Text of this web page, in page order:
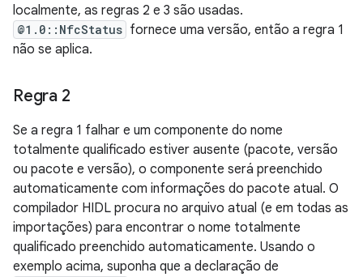
localmente, as regras 2 e 3 são usadas.
@1.0::NfcStatus fornece uma versão, então a regra 1
não se aplica.
Regra 2
Se a regra 1 falhar e um componente do nome
totalmente qualificado estiver ausente (pacote, versão
ou pacote e versão), o componente será preenchido
automaticamente com informações do pacote atual. O
compilador HIDL procura no arquivo atual (e em todas as
importações) para encontrar o nome totalmente
qualificado preenchido automaticamente. Usando o
exemplo acima, suponha que a declaração de